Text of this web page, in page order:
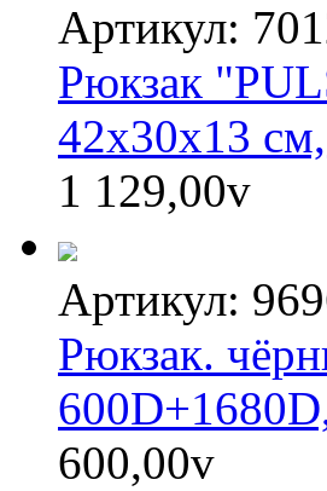
Артикул:
Рюкзак
42х30х13
1 129,00v
Артикул:
Рюкзак.
600,00v